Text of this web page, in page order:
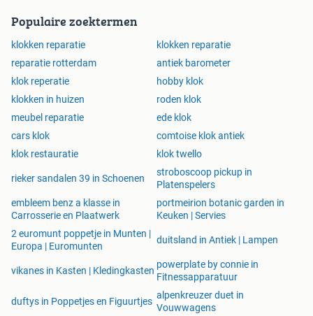
Populaire zoektermen
klokken reparatie
klokken reparatie
reparatie rotterdam
antiek barometer
klok reperatie
hobby klok
klokken in huizen
roden klok
meubel reparatie
ede klok
cars klok
comtoise klok antiek
klok restauratie
klok twello
rieker sandalen 39 in Schoenen
stroboscoop pickup in
Platenspelers
embleem benz a klasse in
Carrosserie en Plaatwerk
portmeirion botanic garden in
Keuken | Servies
2 euromunt poppetje in Munten |
Europa | Euromunten
duitsland in Antiek | Lampen
vikanes in Kasten | Kledingkasten
powerplate by connie in
Fitnessapparatuur
duftys in Poppetjes en Figuurtjes
alpenkreuzer duet in
Vouwwagens